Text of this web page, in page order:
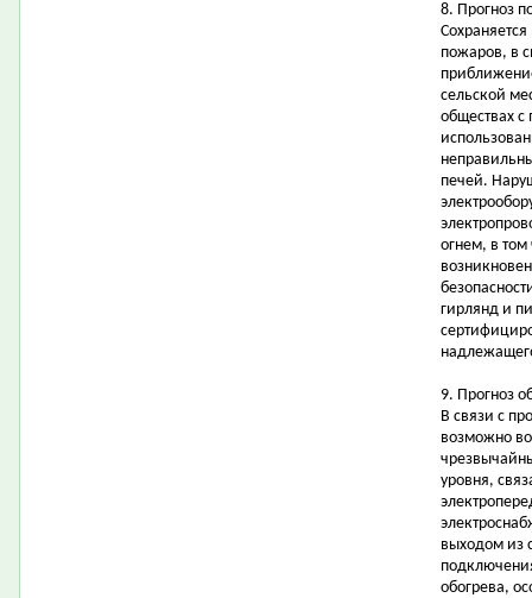
8. Прогноз
пожаров, в
сельской
обществах
печей.
огнем, в том
гирлянд и
9. Прогноз
В связи с
возможно
уровня,
выходом из
обогрева,